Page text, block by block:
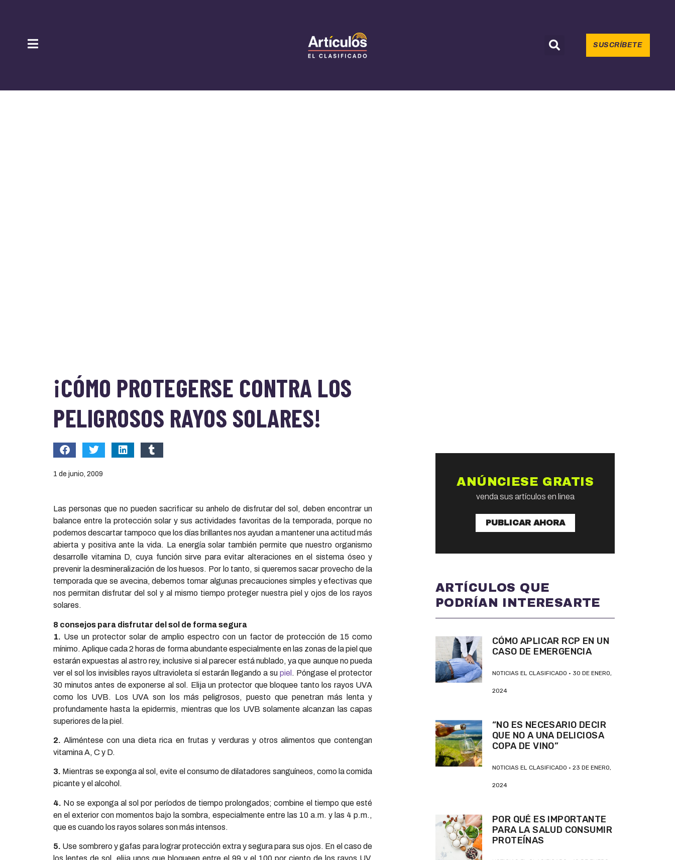
SUSCRÍBETE
¡CÓMO PROTEGERSE CONTRA LOS
PELIGROSOS RAYOS SOLARES!
1 de junio, 2009
Las personas que no pueden sacrificar su anhelo de disfrutar del sol, deben encontrar un
balance entre la protección solar y sus actividades favoritas de la temporada, porque no
podemos descartar tampoco que los días brillantes nos ayudan a mantener una actitud más
abierta y positiva ante la vida. La energía solar también permite que nuestro organismo
desarrolle vitamina D, cuya función sirve para evitar alteraciones en el sistema óseo y
prevenir la desmineralización de los huesos. Por lo tanto, si queremos sacar provecho de la
temporada que se avecina, debemos tomar algunas precauciones simples y efectivas que
nos permitan disfrutar del sol y al mismo tiempo proteger nuestra piel y ojos de los rayos
solares.
8 consejos para disfrutar del sol de forma segura
1. Use un protector solar de amplio espectro con un factor de protección de 15 como
mínimo. Aplique cada 2 horas de forma abundante especialmente en las zonas de la piel que
estarán expuestas al astro rey, inclusive si al parecer está nublado, ya que aunque no pueda
ver el sol los invisibles rayos ultravioleta sí estarán llegando a supiel . Póngase el protector
30 minutos antes de exponerse al sol. Elija un protector que bloquee tanto los rayos UVA
como los UVB. Los UVA son los más peligrosos, puesto que penetran más lenta y
profundamente hasta la epidermis, mientras que los UVB solamente alcanzan las capas
superiores de la piel.
2. Aliméntese con una dieta rica en frutas y verduras y otros alimentos que contengan
vitamina A, C y D.
3. Mientras se exponga al sol, evite el consumo de dilatadores sanguíneos, como la comida
picante y el alcohol.
4. No se exponga al sol por períodos de tiempo prolongados; combine el tiempo que esté
en el exterior con momentos bajo la sombra, especialmente entre las 10 a.m. y las 4 p.m.,
que es cuando los rayos solares son más intensos.
5. Use sombrero y gafas para lograr protección extra y segura para sus ojos. En el caso de
ANÚNCIESE GRATIS
venda sus artículos en linea
PUBLICAR AHORA
ARTÍCULOS QUE
PODRÍAN INTERESARTE
CÓMO APLICAR RCP EN UN
CASO DE EMERGENCIA
NOTICIAS EL CLASIFICADO 30 DE ENERO,
2024
“NO ES NECESARIO DECIR
QUE NO A UNA DELICIOSA
COPA DE VINO”
NOTICIAS EL CLASIFICADO 23 DE ENERO,
2024
POR QUÉ ES IMPORTANTE
PARA LA SALUD CONSUMIR
PROTEÍNAS